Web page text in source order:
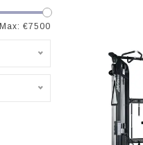
Max: €7500